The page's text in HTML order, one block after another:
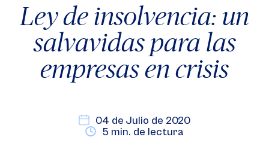
Ley de insolvencia: un
salvavidas para las
empresas en crisis
04 de Julio de 2020
5 min. de lectura